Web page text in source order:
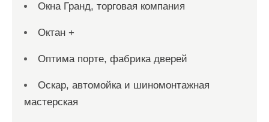
Окна Гранд, торговая компания
Октан +
Оптима порте, фабрика дверей
Оскар, автомойка и шиномонтажная
мастерская